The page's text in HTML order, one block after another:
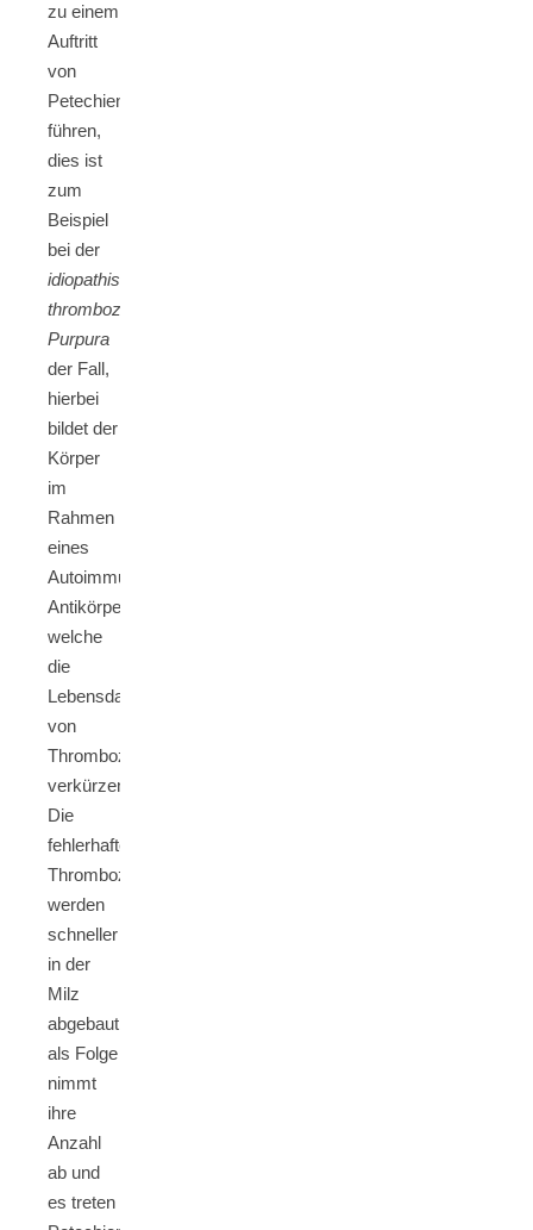
zu einem
Auftritt
von
Petechien
führen,
dies ist
zum
Beispiel
bei der
idiopathischen
thrombozytischen
Purpura
der Fall,
hierbei
bildet der
Körper
im
Rahmen
eines
Autoimmunprozesses
Antikörper,
welche
die
Lebensdauer
von
Thrombozyten
verkürzen.
Die
fehlerhaften
Thrombozyten
werden
schneller
in der
Milz
abgebaut,
als Folge
nimmt
ihre
Anzahl
ab und
es treten